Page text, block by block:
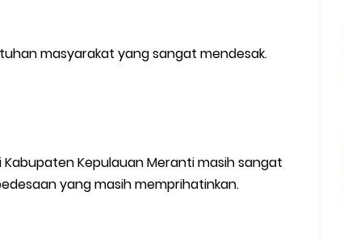
masyarakat yang sangat mendesak.
Kepulauan Meranti masih sangat
yang masih memprihatinkan.